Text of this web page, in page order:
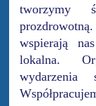
tworzymy
wspierają
lokalna.
wydarzenia